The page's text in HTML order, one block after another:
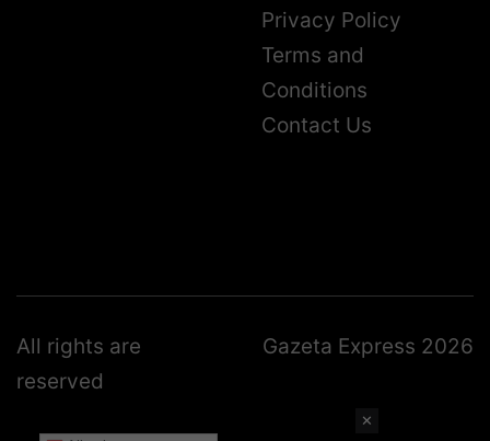
Privacy Policy
Terms and
Conditions
Contact Us
All rights are
reserved
Gazeta Express 2026
✕